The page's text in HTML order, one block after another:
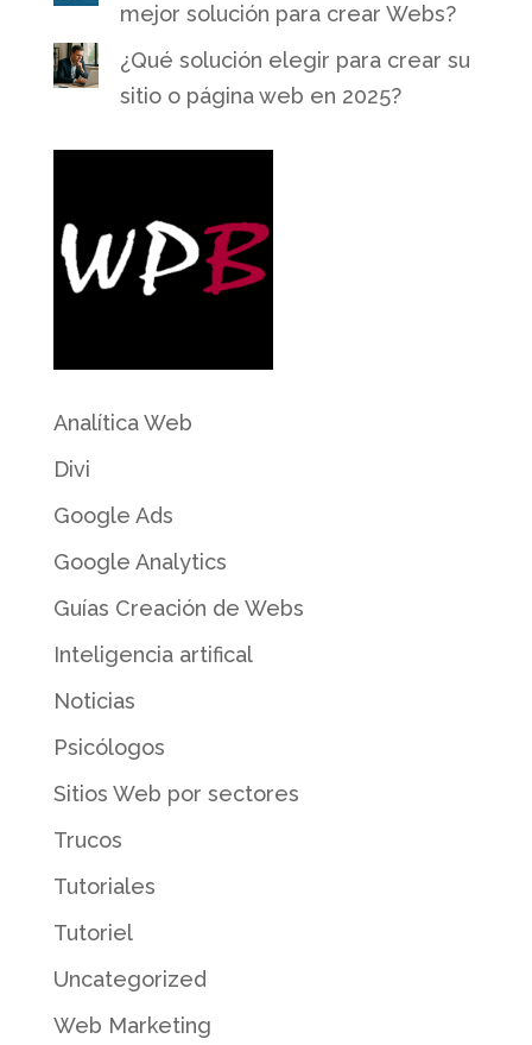
mejor solución para crear Webs?
¿Qué solución elegir para crear su
sitio o página web en 2025?
Analítica Web
Divi
Google Ads
Google Analytics
Guías Creación de Webs
Inteligencia artifical
Noticias
Psicólogos
Sitios Web por sectores
Trucos
Tutoriales
Tutoriel
Uncategorized
Web Marketing